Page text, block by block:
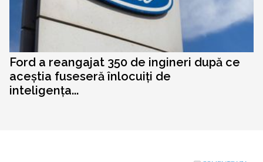
Ford a reangajat 350 de ingineri după ce
aceștia fuseseră înlocuiți de
inteligența...